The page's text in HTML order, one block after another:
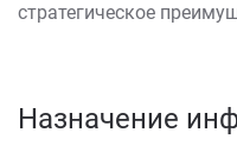
стратегическое
Назначение